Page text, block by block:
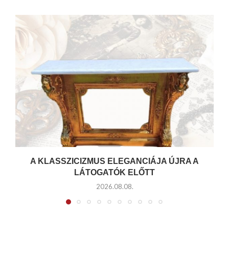
A KLASSZICIZMUS ELEGANCIÁJA ÚJRA A
LÁTOGATÓK ELŐTT
2026.08.08.